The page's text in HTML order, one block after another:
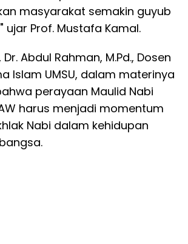
masyarakat semakin guyub
ujar Prof. Mustafa Kamal.
Abdul Rahman, M.Pd., Dosen
Islam UMSU, dalam materinya
perayaan Maulid Nabi
harus menjadi momentum
Nabi dalam kehidupan